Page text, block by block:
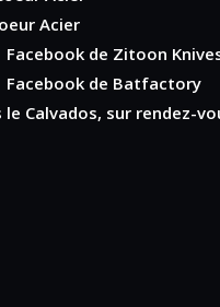
Acier
Facebookde Zitoon
Facebookde Batfactory
Calvados, sur rendez-